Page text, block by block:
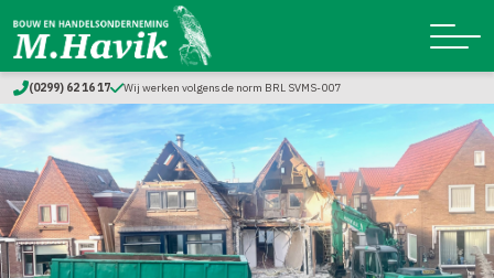
(0299) 62 16 17 Wij werken volgens de norm BRL SVMS-007